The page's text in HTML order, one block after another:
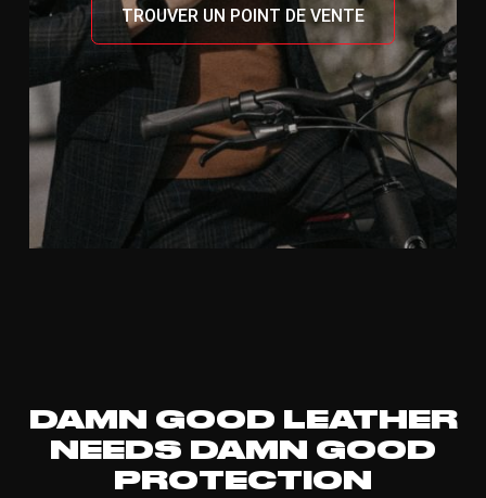
TROUVER UN POINT DE VENTE
DAMN GOOD LEATHER
NEEDS DAMN GOOD
PROTECTION